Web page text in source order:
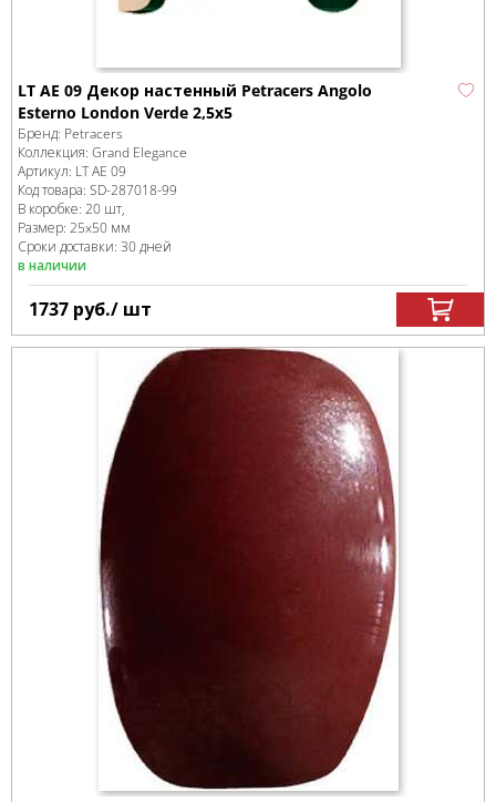
LT AE 09 Декор настенный Petracers Angolo
Esterno London Verde 2,5x5
Бренд: Petracers
Коллекция: Grand Elegance
Артикул: LT AE 09
Код товара: SD-287018-99
В коробке: 20 шт,
Размер: 25x50 мм
Сроки доставки: 30 дней
в наличии
1737 руб./ шт